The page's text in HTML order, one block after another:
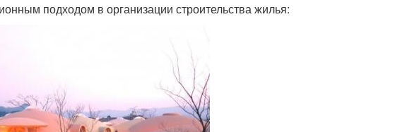
подходом в организации строительства жилья: